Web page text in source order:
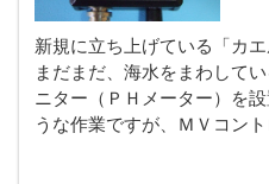
新規に立ち上げている「カ
まだまだ、海水をまわして
ニター（ＰＨメーター）を
うな作業ですが、ＭＶコン